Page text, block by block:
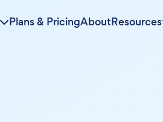
Plans & PricingAboutResources